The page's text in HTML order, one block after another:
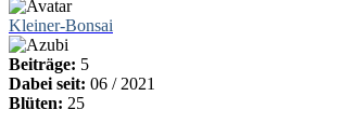
Kleiner-Bonsai
Beiträge: 5
Dabei seit: 06 / 2021
Blüten: 25